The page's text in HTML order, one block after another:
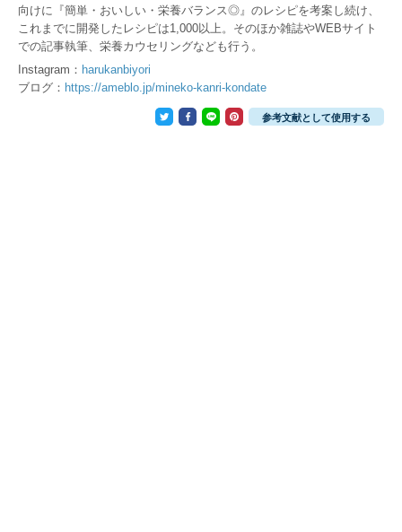
向けに『簡単・おいしい・栄養バランス◎』のレシピを考案し続け、
これまでに開発したレシピは1,000以上。そのほか雑誌やWEBサイト
での記事執筆、栄養カウセリングなども行う。
Instagram： harukanbiyori
ブログ： https://ameblo.jp/mineko-kanri-kondate
参考文献として使用する